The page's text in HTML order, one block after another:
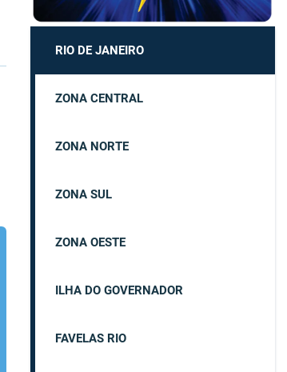
RIO DE JANEIRO
ZONA CENTRAL
ZONA NORTE
ZONA SUL
ZONA OESTE
ILHA DO GOVERNADOR
FAVELAS RIO